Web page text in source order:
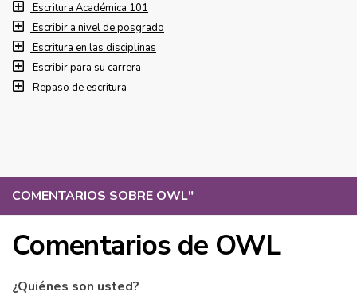
COMENTARIOS SOBRE OWL"
Comentarios de OWL
¿Quiénes son usted?
Escritura Académica 101
Escribir a nivel de posgrado
Escritura en las disciplinas
Escribir para su carrera
Repaso de escritura